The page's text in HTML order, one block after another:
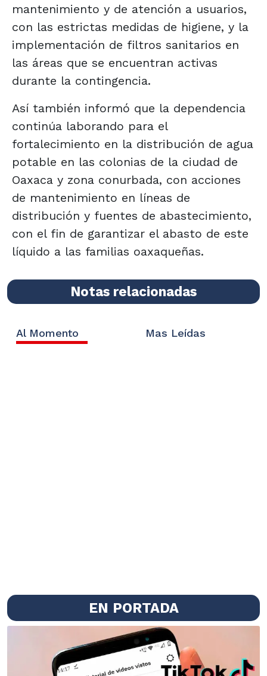
mantenimiento y de atención a usuarios,
con las estrictas medidas de higiene, y la
implementación de filtros sanitarios en
las áreas que se encuentran activas
durante la contingencia.
Así también informó que la dependencia
continúa laborando para el
fortalecimiento en la distribución de agua
potable en las colonias de la ciudad de
Oaxaca y zona conurbada, con acciones
de mantenimiento en líneas de
distribución y fuentes de abastecimiento,
con el fin de garantizar el abasto de este
líquido a las familias oaxaqueñas.
Notas relacionadas
Al Momento Mas Leídas
EN PORTADA